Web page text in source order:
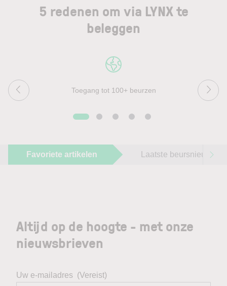
5 redenen om via LYNX te
beleggen
Toegang tot 100+ beurzen
Favoriete artikelen Laatste beursnieuws
Altijd op de hoogte - met onze
nieuwsbrieven
Uw e-mailadres (Vereist)